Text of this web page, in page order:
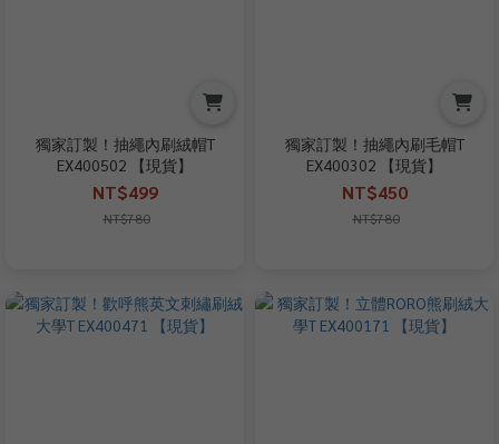
獨家訂製！抽繩內刷絨帽T
EX400502 【現貨】
NT$499
NT$780
獨家訂製！抽繩內刷毛帽T
EX400302 【現貨】
NT$450
NT$780